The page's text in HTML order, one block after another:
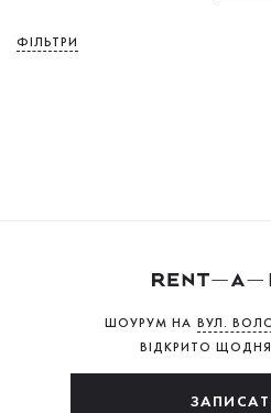
ФІЛЬТРИ
ШОУРУМ НА ВУЛ.
ВІДКРИТО